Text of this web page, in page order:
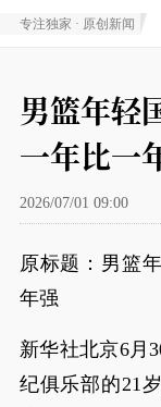
专注独家 · 原创新闻
男篮年轻
一年比一
2026/07/01 09:00
原标题：男篮
年强
新华社北京6月
纪俱乐部的21